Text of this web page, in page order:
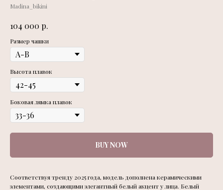
Madina_bikini
104 000 р.
Размер чашки
Высота плавок
Боковая лямка плавок
BUY NOW
Соответствуя тренду 2025 года, модель дополнена керамическими
элементами, создающими элегантный белый акцент у лица. Белый